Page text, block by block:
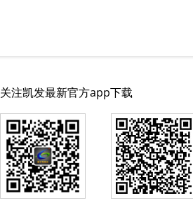
关注凯发最新官方app下载